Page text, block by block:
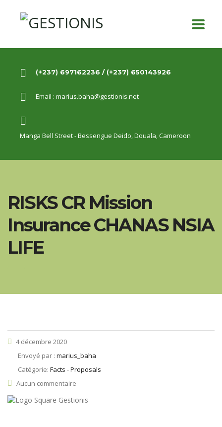
(+237) 697162236 / (+237) 650143926
Email : marius.baha@gestionis.net
Manga Bell Street - Bessengue Deido,Douala, Cameroon
RISKS CR Mission
Insurance CHANAS NSIA
LIFE
4 décembre 2020
Envoyé par : marius_baha
Catégorie: Facts - Proposals
Aucun commentaire